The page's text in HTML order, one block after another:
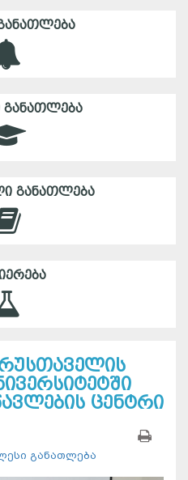
ᲒᲐᲜᲐᲗᲚᲔᲑᲐ
ᲒᲐᲜᲐᲗᲚᲔᲑᲐ
ცენტრი
განათლება